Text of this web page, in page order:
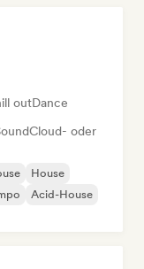
outDance
oder
House
Acid-House